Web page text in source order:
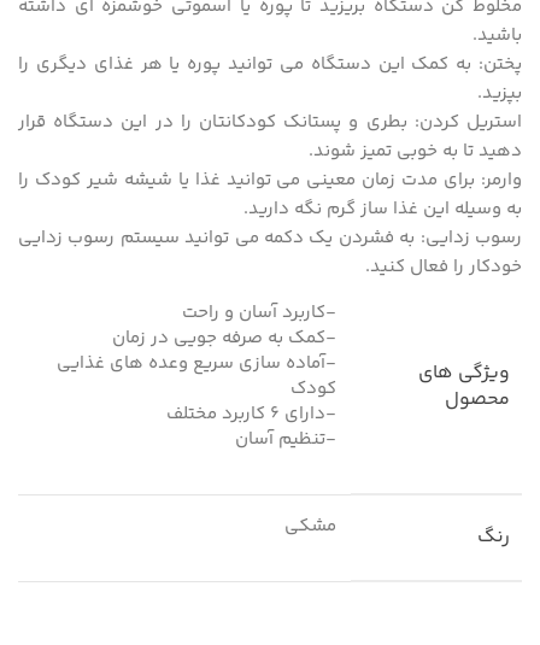
مخلوط کن دستگاه بریزید تا پوره یا اسموتی خوشمزه ای داشته
باشید.
پختن: به کمک این دستگاه می توانید پوره یا هر غذای دیگری را
بپزید.
استریل کردن: بطری و پستانک کودکانتان را در این دستگاه قرار
دهید تا به خوبی تمیز شوند.
وارمر: برای مدت زمان معینی می توانید غذا یا شیشه شیر کودک را
به وسیله این غذا ساز گرم نگه دارید.
رسوب زدایی: به فشردن یک دکمه می توانید سیستم رسوب زدایی
خودکار را فعال کنید.
ویژگی های
محصول
-کاربرد آسان و راحت
-کمک به صرفه جویی در زمان
-آماده سازی سریع وعده های غذایی
کودک
-دارای ۶ کاربرد مختلف
-تنظیم آسان
رنگ مشکی